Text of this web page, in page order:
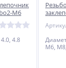
M6
4.8
NUT-
М6,